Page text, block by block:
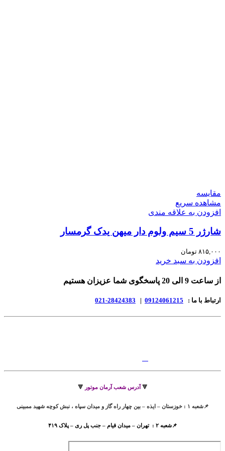
مقایسه
مشاهده سریع
افزودن به علاقه مندی
شارژر 5 سیم ولوم دار میهن یدک گرمسار
۸۱۵,۰۰۰ تومان
افزودن به سبد خرید
از ساعت 9 الی 20 پاسخگوی شما عزیزان هستیم
ارتباط با ما : 09124061215
|
28424383-021
🔻 آدرس شعب آرمان موتور 🔻
📌شعبه ۱ : خوزستان – ایذه – بین چهار راه گاز و میدان سپاه ، نبش کوچه شهید ممبینی
📌شعبه ۲ : تهران – میدان قیام – جنب پل ری – پلاک ۴۱۹